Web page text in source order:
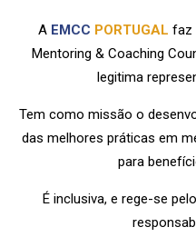
A EMCC PORTUGAL faz
Mentoring & Coaching
legitima
Tem como missão o
das melhores práticas em
para
É inclusiva, e rege-se